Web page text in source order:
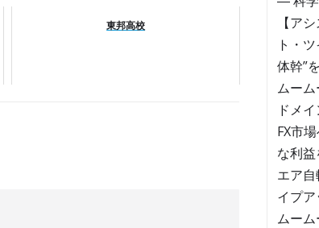
東邦高校
【ア
ト・
体幹”
ムー
ドメ
FX市
な利
エア
イプ
ムー